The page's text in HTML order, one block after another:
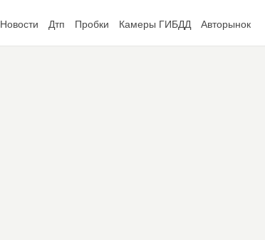
Новости Дтп Пробки Камеры ГИБДД Авторынок